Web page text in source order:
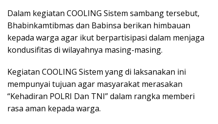
Dalam kegiatan COOLING Sistem sambang tersebut,
Bhabinkamtibmas dan Babinsa berikan himbauan
kepada warga agar ikut berpartisipasi dalam menjaga
kondusifitas di wilayahnya masing-masing.
Kegiatan COOLING Sistem yang di laksanakan ini
mempunyai tujuan agar masyarakat merasakan
“Kehadiran POLRI Dan TNI” dalam rangka memberi
rasa aman kepada warga.